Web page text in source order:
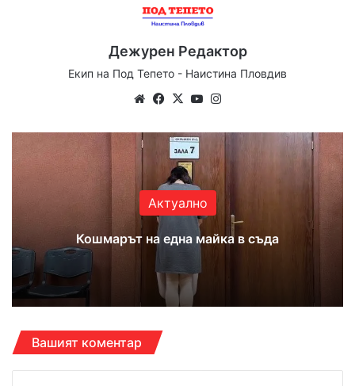
Дежурен Редактор
Екип на Под Тепето - Наистина Пловдив
WebsiteFacebook
X YouTube
Актуално
Кошмарът на една майка в съда
Вашият коментар